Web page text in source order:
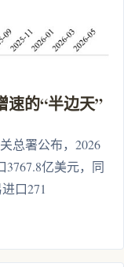
速的“半边天”
总署公布，2026
亿美元，同
口271